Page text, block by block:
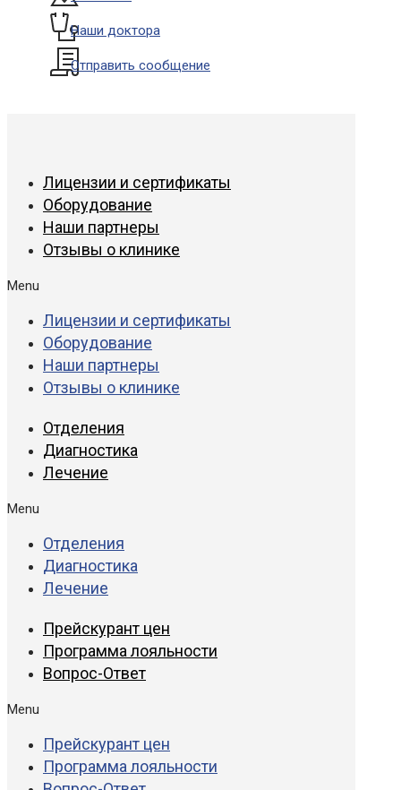
Наши доктора
Отправить сообщение
Лицензии и сертификаты
Оборудование
Наши партнеры
Отзывы о клинике
Menu
Лицензии и сертификаты
Оборудование
Наши партнеры
Отзывы о клинике
Отделения
Диагностика
Лечение
Menu
Отделения
Диагностика
Лечение
Прейскурант цен
Программа лояльности
Вопрос-Ответ
Menu
Прейскурант цен
Программа лояльности